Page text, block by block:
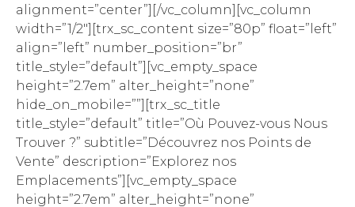
alignment=”center”][/vc_column][vc_column
width=”1/2″][trx_sc_content size=”80p” float=”left”
align=”left” number_position=”br”
title_style=”default”][vc_empty_space
height=”2.7em” alter_height=”none”
hide_on_mobile=””][trx_sc_title
title_style=”default” title=”Où Pouvez-vous Nous
Trouver ?” subtitle=”Découvrez nos Points de
Vente” description=”Explorez nos
Emplacements”][vc_empty_space
height=”2.7em” alter_height=”none”